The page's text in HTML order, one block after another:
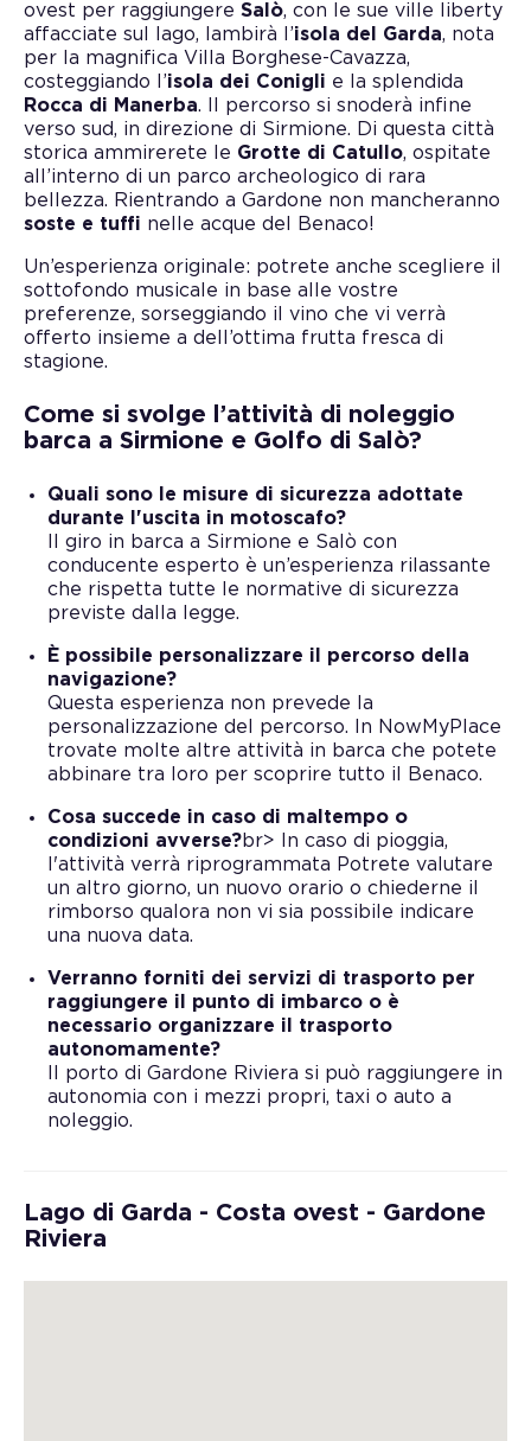
ovest per raggiungere Salò, con le sue ville liberty
affacciate sul lago, lambirà l’isola del Garda, nota
per la magnifica Villa Borghese-Cavazza,
costeggiando l’isola dei Conigli e la splendida
Rocca di Manerba. Il percorso si snoderà infine
verso sud, in direzione di Sirmione. Di questa città
storica ammirerete le Grotte di Catullo, ospitate
all’interno di un parco archeologico di rara
bellezza. Rientrando a Gardone non mancheranno
soste e tuffi nelle acque del Benaco!
Un’esperienza originale: potrete anche scegliere il
sottofondo musicale in base alle vostre
preferenze, sorseggiando il vino che vi verrà
offerto insieme a dell’ottima frutta fresca di
stagione.
Come si svolge l’attività di noleggio
barca a Sirmione e Golfo di Salò?
Quali sono le misure di sicurezza adottate
durante l'uscita in motoscafo?
Il giro in barca a Sirmione e Salò con
conducente esperto è un’esperienza rilassante
che rispetta tutte le normative di sicurezza
previste dalla legge.
È possibile personalizzare il percorso della
navigazione?
Questa esperienza non prevede la
personalizzazione del percorso. In NowMyPlace
trovate molte altre attività in barca che potete
abbinare tra loro per scoprire tutto il Benaco.
Cosa succede in caso di maltempo o
condizioni avverse?br> In caso di pioggia,
l'attività verrà riprogrammata Potrete valutare
un altro giorno, un nuovo orario o chiederne il
rimborso qualora non vi sia possibile indicare
una nuova data.
Verranno forniti dei servizi di trasporto per
raggiungere il punto di imbarco o è
necessario organizzare il trasporto
autonomamente?
Il porto di Gardone Riviera si può raggiungere in
autonomia con i mezzi propri, taxi o auto a
noleggio.
Lago di Garda - Costa ovest - Gardone
Riviera